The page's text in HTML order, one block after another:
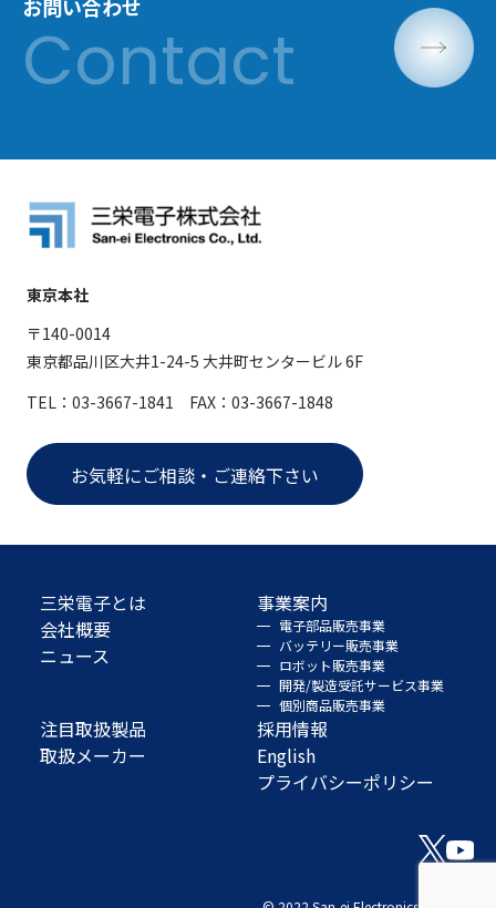
お問い合わせ
東京本社
〒140-0014
東京都品川区大井1-24-5 大井町センタービル 6F
TEL：03-3667-1841 FAX：03-3667-1848
お気軽にご相談・ご連絡下さい
三栄電子とは
会社概要
ニュース
事業案内
電子部品販売事業
バッテリー販売事業
ロボット販売事業
開発/製造受託サービス事業
個別商品販売事業
注目取扱製品
取扱メーカー
採用情報
English
プライバシーポリシー